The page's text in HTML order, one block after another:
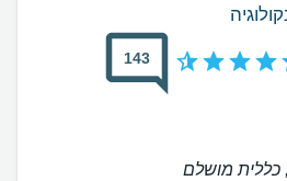
143
כללית מושלם